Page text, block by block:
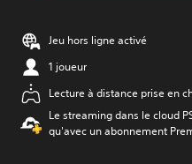
Jeu hors ligne activé
1 joueur
Lecture à distance prise en
Le streaming dans le cloud
qu'avec un abonnement